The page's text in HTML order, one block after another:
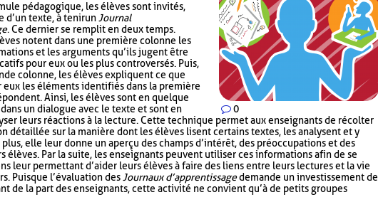
0
pédagogique, les élèves sont invités,
d’un texte, à tenir unJournal
. Ce dernier se remplit en deux temps.
notent dans une première colonne les
et les arguments qu’ils jugent être
pour eux ou les plus controversés. Puis,
colonne, les élèves expliquent ce que
les éléments identifiés dans la première
Ainsi, les élèves sont en quelque
un dialogue avec le texte et sont en
leurs réactions à la lecture. Cette technique permet aux enseignants de récolter
détaillée sur la manière dont les élèves lisent certains textes, les analysent et y
elle leur donne un aperçu des champs d’intérêt, des préoccupations et des
élèves. Par la suite, les enseignants peuvent utiliser ces informations afin de se
leur permettant d’aider leurs élèves à faire des liens entre leurs lectures et la vie
Puisque l’évaluation desJournaux d’apprentissagedemande un investissement de
de la part des enseignants, cette activité ne convient qu’à de petits groupes